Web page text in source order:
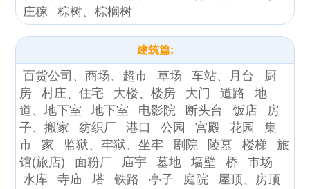
庄稼
棕树、棕榈树
建筑篇:
百货公司、商场、超市 草场 车站、月台
厨
房
村庄、住宅 大楼、楼房 大门 道路
地
道、地下室
地下室 电影院 断头台 饭店
房
子、搬家
纺织厂 港口 公园 宫殿 花园
集
市
家 监狱、牢狱、坐牢 剧院 陵墓 楼梯
旅
馆(旅店)
面粉厂 庙宇 墓地 墙壁 桥
市场
水库
寺庙 塔 铁路 亭子 庭院
屋顶、房顶